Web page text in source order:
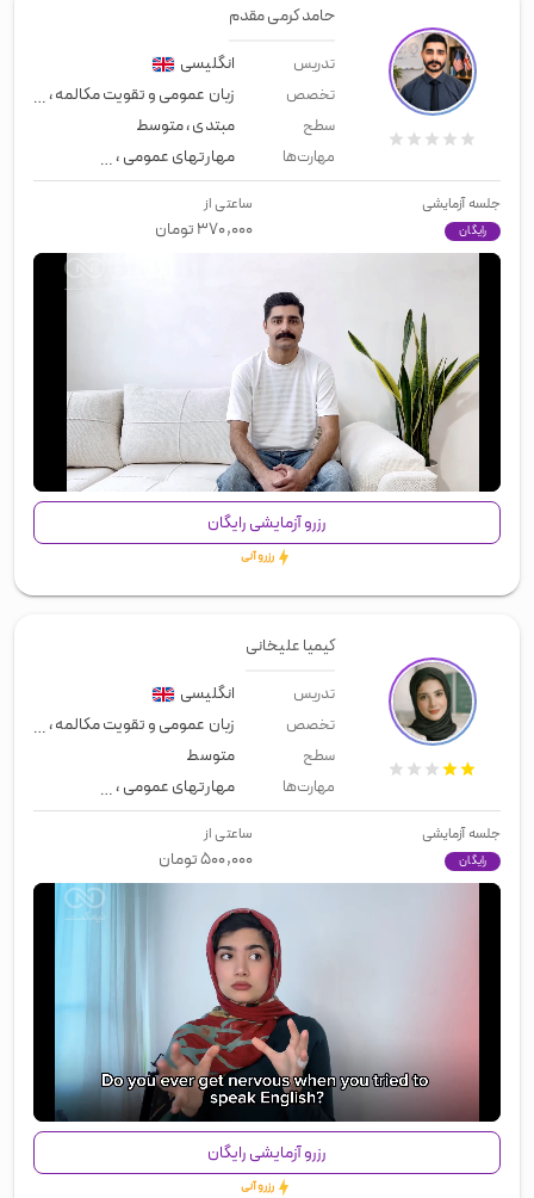
حامد کرمی مقدم
تدریس انگلیسی
تخصص زبان عمومی و تقویت مکالمه،
سطح مبتدی،متوسط
مهارت‌ها مهارتهای عمومی،
جلسه آزمایشی
رایگان
ساعتی از
۳۷۰,۰۰۰تومان
00:00/01:58
رزرو آزمایشی رایگان
رزرو آنی
کیمیا علیخانی
تدریس انگلیسی
تخصص زبان عمومی و تقویت مکالمه،
سطح متوسط
مهارت‌ها مهارتهای عمومی،
جلسه آزمایشی
رایگان
ساعتی از
۵۰۰,۰۰۰تومان
00:00/00:45
رزرو آزمایشی رایگان
رزرو آنی